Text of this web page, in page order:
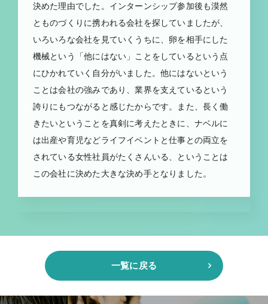
決めた理由でした。インターンシップ参加後も漠然
とものづくりに携われる会社を探していましたが、
いろいろな会社を見ていくうちに、卵を相手にした
機械という「他にはない」ことをしているという点
にひかれていく自分がいました。他にはないという
ことは会社の強みであり、業界を支えているという
誇りにもつながると感じたからです。また、長く働
きたいということを真剣に考えたときに、ナベルに
は出産や育児などライフイベントと仕事との両立を
されている女性社員がたくさんいる、ということは
この会社に決めた大きな決め手となりました。
一覧に戻る